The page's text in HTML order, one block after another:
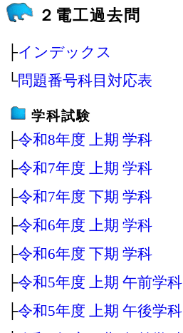
２電工過去問
├インデックス
└問題番号科目対応表
学科試験
├令和8年度 上期 学科
├令和7年度 上期 学科
├令和7年度 下期 学科
├令和6年度 上期 学科
├令和6年度 下期 学科
├令和5年度 上期 午前学科
├令和5年度 上期 午後学科